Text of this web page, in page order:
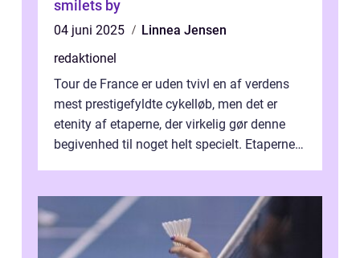
smilets by
04 juni 2025
Linnea Jensen
redaktionel
Tour de France er uden tvivl en af verdens
mest prestigefyldte cykelløb, men det er
etenity af etaperne, der virkelig gør denne
begivenhed til noget helt specielt. Etaperne i